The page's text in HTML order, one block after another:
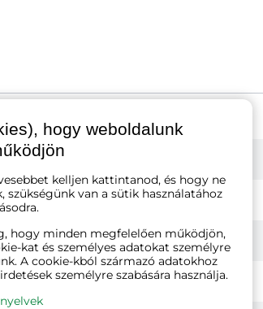
rattan
hogy weboldalunk
kelljen kattintanod, és hogy ne
van a sütik használatához
hogy minden megfelelően működjön,
kat és személyes adatokat személyre
A cookie-kból származó adatokhoz
személyre szabására használja.